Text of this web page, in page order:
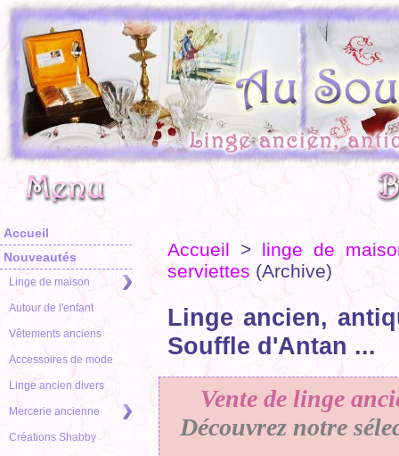
Accueil
Nouveautés
Linge de maison
Autour de l'enfant
Vêtements anciens
Accessoires de mode
Linge ancien divers
Mercerie ancienne
Créations Shabby
Accueil > linge de
serviettes (Archive)
Linge ancien,
Souffle d'Antan ...
Vente de linge
Découvrez notre